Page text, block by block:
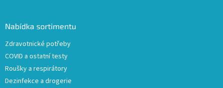
Nabídka sortimentu
Zdravotnické potřeby
COVID a ostatní testy
Roušky a respirátory
Dezinfekce a drogerie